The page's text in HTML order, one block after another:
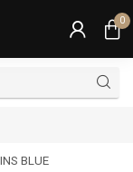
0
BLUE